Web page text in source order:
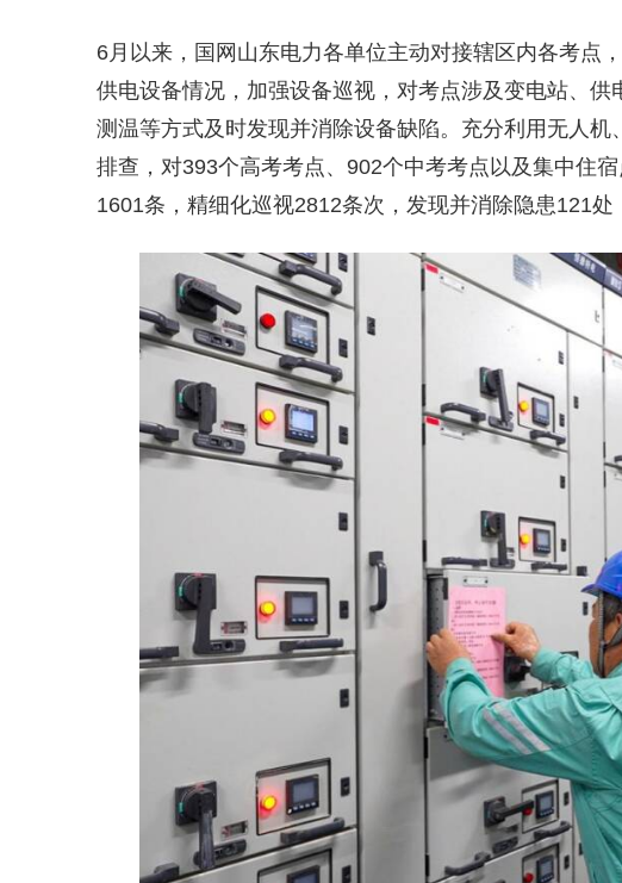
6月以来，国网山东电力各单位主动对接辖区内各考点
供电设备情况，加强设备巡视，对考点涉及变电站、
测温等方式及时发现并消除设备缺陷。充分利用无人
排查，对393个高考考点、902个中考考点以及集中住
1601条，精细化巡视2812条次，发现并消除隐患121处